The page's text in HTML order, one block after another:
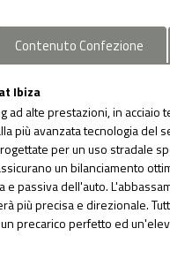
Contenuto Confezione
Ibiza
ad alte prestazioni, in
più avanzata tecnologia
per un uso stradale
un bilanciamento
e passiva dell'auto.
più precisa e direzionale.
precarico perfetto ed